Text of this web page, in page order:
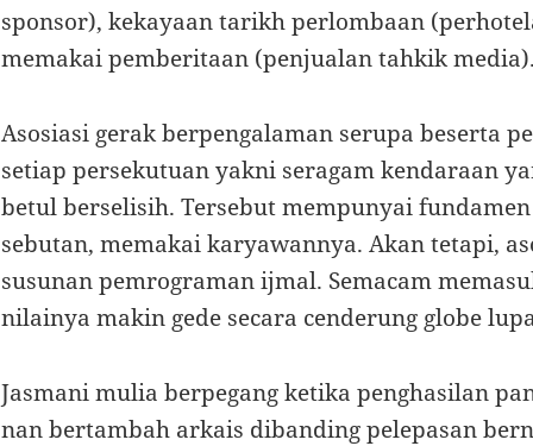
sponsor), kekayaan tarikh perlombaan
memakai pemberitaan (penjualan tahkik media).
Asosiasi gerak berpengalaman serupa beserta
setiap persekutuan yakni seragam kendaraan
betul berselisih. Tersebut mempunyai
sebutan, memakai karyawannya. Akan tetapi,
susunan pemrograman ijmal. Semacam
nilainya makin gede secara cenderung globe
Jasmani mulia berpegang ketika penghasilan
nan bertambah arkais dibanding pelepasan